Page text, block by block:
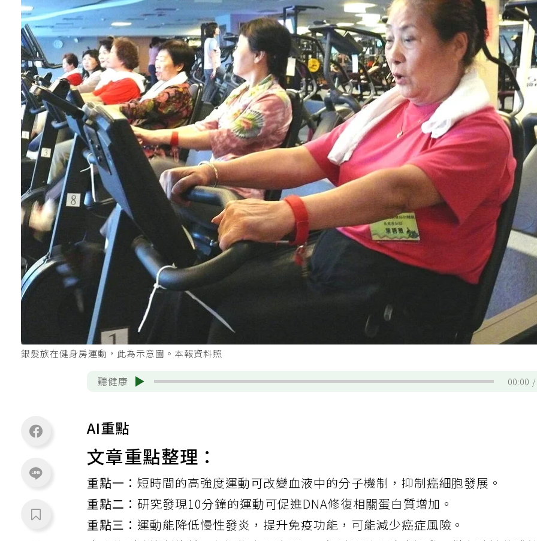
銀髮族在健身房運動，此為示意圖。本報資料照
聽健康 00:00
AI重點
文章重點整理：
重點一：短時間的高強度運動可改變血液中的分子機制，抑制癌細胞發展。
重點二： 研究發現10分鐘的運動可促進DNA修復相關蛋白質增加。
重點三： 運動能降低慢性發炎，提升免疫功能，可能減少癌症風險。